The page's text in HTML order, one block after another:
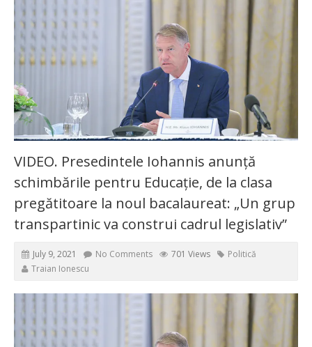
VIDEO. Presedintele Iohannis anunță
schimbările pentru Educație, de la clasa
pregătitoare la noul bacalaureat: „Un grup
transpartinic va construi cadrul legislativ”
July 9, 2021 No Comments 701 Views
Politică
Traian Ionescu